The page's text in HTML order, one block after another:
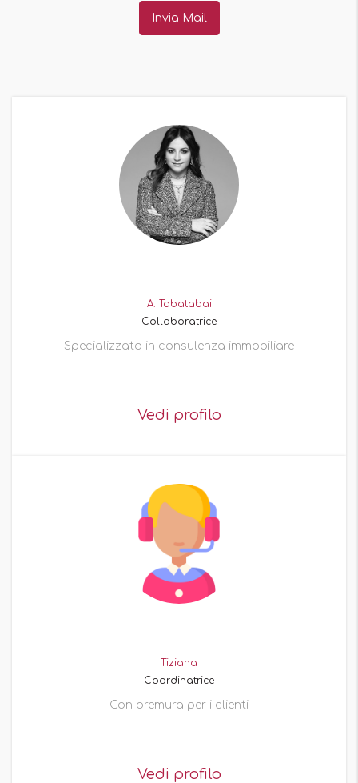
A. Tabatabai
Collaboratrice
Specializzata in consulenza immobiliare
Vedi profilo
Tiziana
Coordinatrice
Con premura per i clienti
Vedi profilo